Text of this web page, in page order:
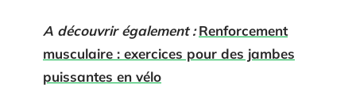
A découvrir également : Renforcement
musculaire : exercices pour des jambes
puissantes en vélo